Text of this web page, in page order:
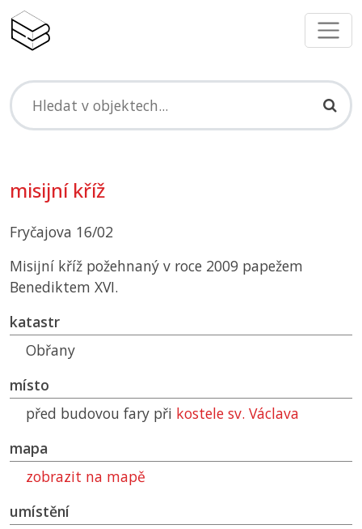
misijní kříž
Fryčajova 16/02
Misijní kříž požehnaný v roce 2009 papežem
Benediktem XVI.
katastr
Obřany
místo
před budovou fary při kostele sv. Václava
mapa
zobrazit na mapě
umístění